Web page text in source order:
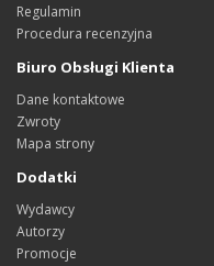
Regulamin
Procedura recenzyjna
Biuro Obsługi Klienta
Dane kontaktowe
Zwroty
Mapa strony
Dodatki
Wydawcy
Autorzy
Promocje